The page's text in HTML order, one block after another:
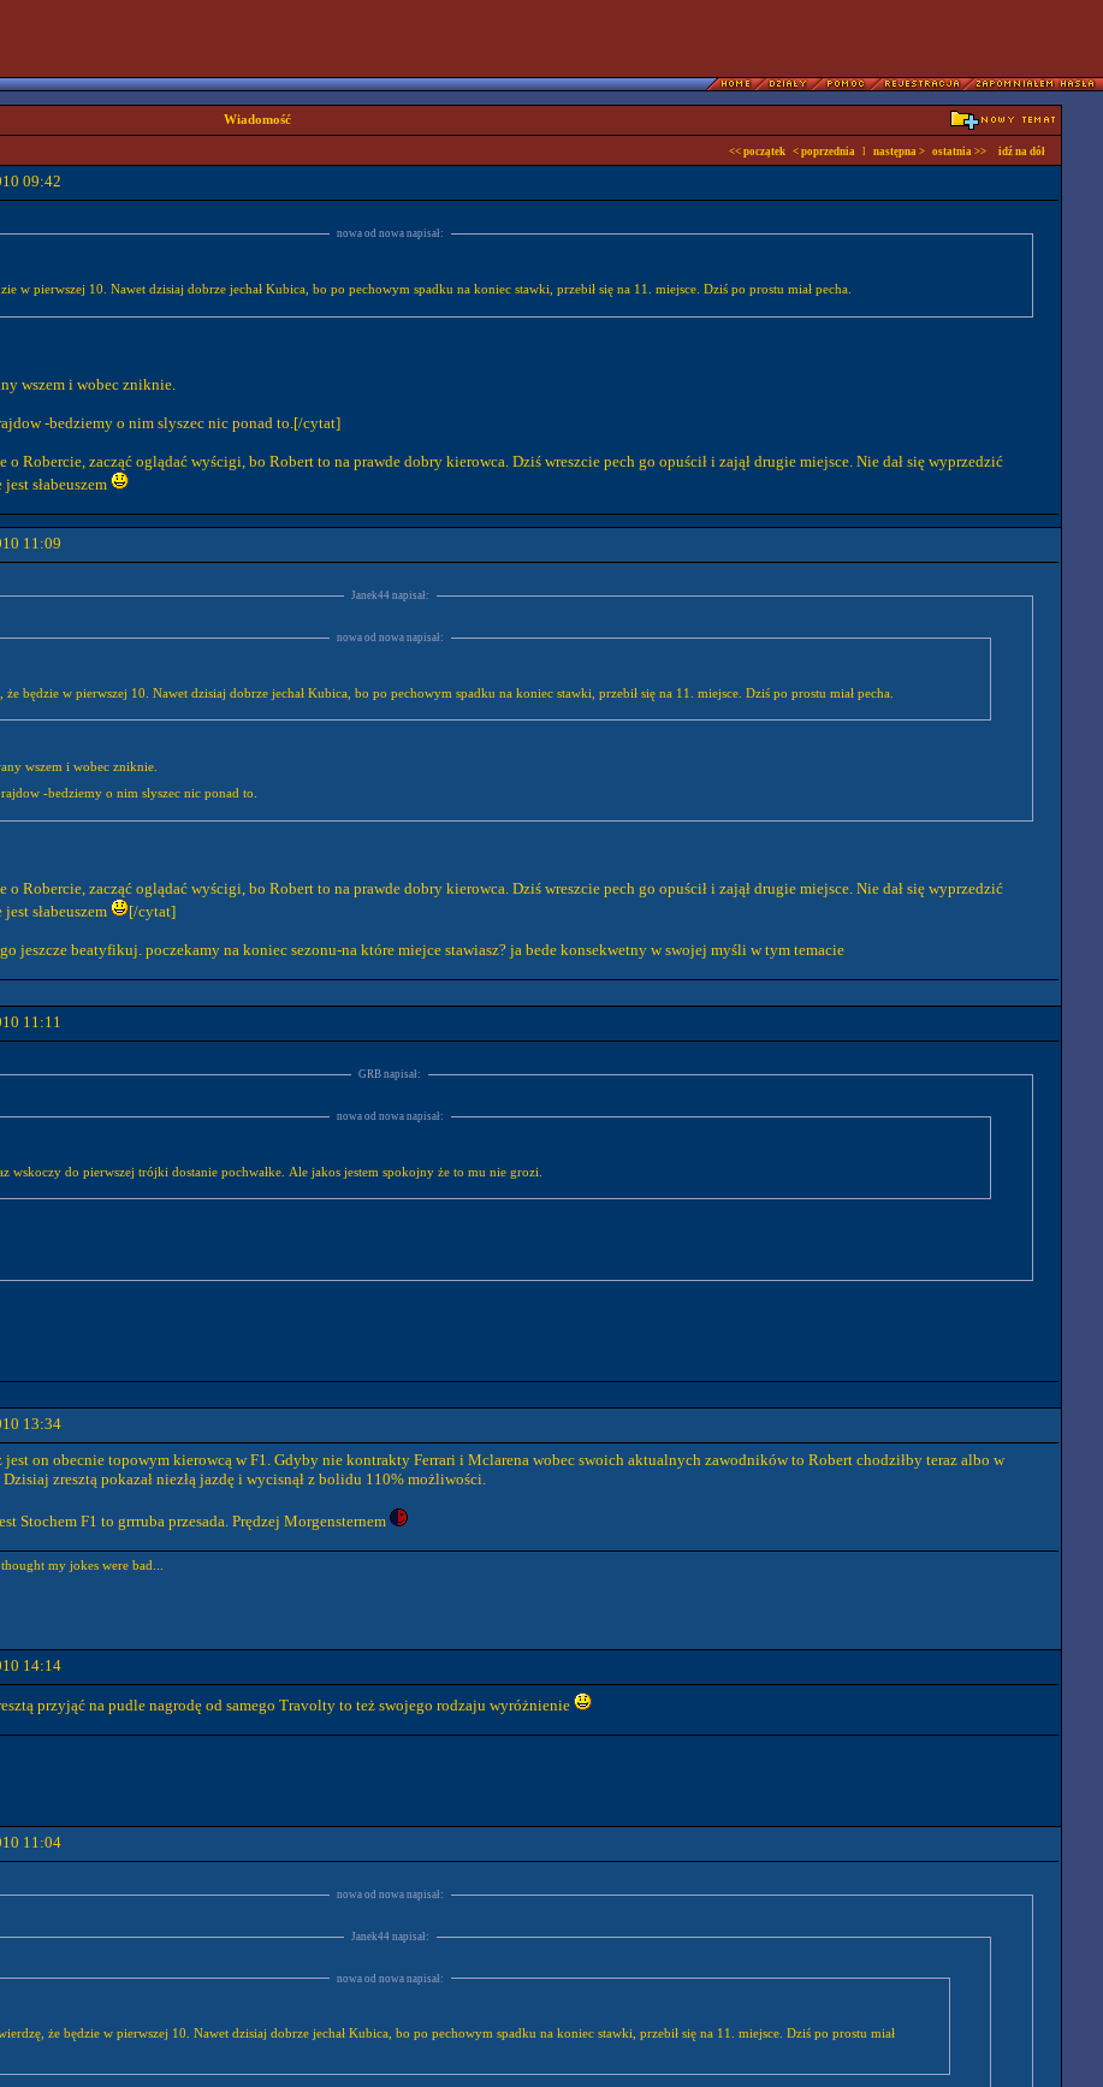
Wiadomość
<< początek < poprzednia l następna > ostatnia >> idź na dół
09:42
nowa od nowa napisał:
w pierwszej 10. Nawet dzisiaj dobrze jechał Kubica, bo po pechowym spadku na koniec stawki, przebił się na 11. miejsce. Dziś po prostu miał pecha.
wszem i wobec zniknie.
-bedziemy o nim slyszec nic ponad to.[/cytat]
Robercie, zacząć oglądać wyścigi, bo Robert to na prawde dobry kierowca. Dziś wreszcie pech go opuścił i zajął drugie miejsce. Nie dał się wyprzedzić
słabeuszem
11:09
Janek44 napisał:
nowa od nowa napisał:
że będzie w pierwszej 10. Nawet dzisiaj dobrze jechał Kubica, bo po pechowym spadku na koniec stawki, przebił się na 11. miejsce. Dziś po prostu miał pecha.
wszem i wobec zniknie.
-bedziemy o nim slyszec nic ponad to.
Robercie, zacząć oglądać wyścigi, bo Robert to na prawde dobry kierowca. Dziś wreszcie pech go opuścił i zajął drugie miejsce. Nie dał się wyprzedzić
słabeuszem
[/cytat]
jeszcze beatyfikuj. poczekamy na koniec sezonu-na które miejce stawiasz? ja bede konsekwetny w swojej myśli w tym temacie
11:11
GRB napisał:
nowa od nowa napisał:
wskoczy do pierwszej trójki dostanie pochwałke. Ale jakos jestem spokojny że to mu nie grozi.
13:34
jest on obecnie topowym kierowcą w F1. Gdyby nie kontrakty Ferrari i Mclarena wobec swoich aktualnych zawodników to Robert chodziłby teraz albo w
zresztą pokazał niezłą jazdę i wycisnął z bolidu 110% możliwości.
Stochem F1 to grrruba przesada. Prędzej Morgensternem
my jokes were bad...
14:14
przyjąć na pudle nagrodę od samego Travolty to też swojego rodzaju wyróżnienie
11:04
nowa od nowa napisał:
Janek44 napisał:
nowa od nowa napisał:
że będzie w pierwszej 10. Nawet dzisiaj dobrze jechał Kubica, bo po pechowym spadku na koniec stawki, przebił się na 11. miejsce. Dziś po prostu miał